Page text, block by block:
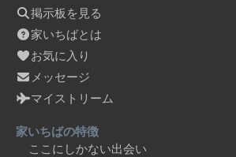
掲示板を見る
家いちばとは
お気に入り
メッセージ
マイストリーム
家いちばの特徴
ここにしかない出会い